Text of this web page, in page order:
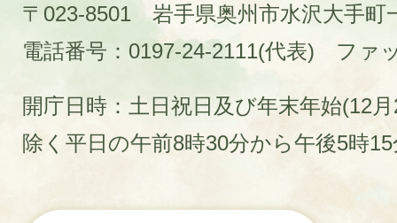
〒023-8501 岩手県奥州市水沢大手町
電話番号：0197-24-2111(代表)
ファ
開庁日時：土日祝日及び年末年始(12
除く平日の午前8時30分から午後5時